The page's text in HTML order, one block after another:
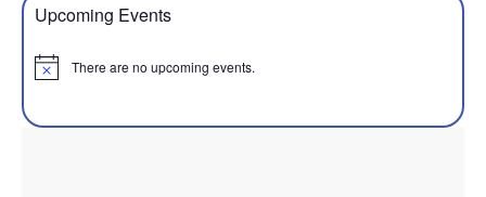
Upcoming Events
There are no upcoming events.